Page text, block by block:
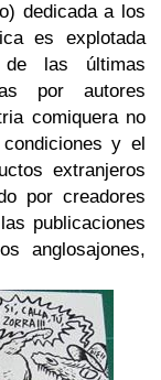
dedicada a los
es explotada
de las últimas
por autores
comiquera no
y el
extranjeros
por creadores
publicaciones
anglosajones,